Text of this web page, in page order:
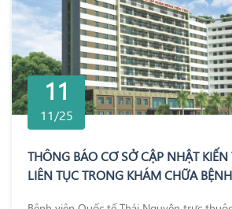
11
11/25
THÔNG BÁO CƠ SỞ CẬP NHẬT
LIÊN TỤC TRONG KHÁM CHỮA BỆNH